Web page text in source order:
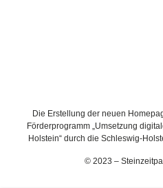
Die Erstellung der neuen
Förderprogramm „Umsetzung
Holstein“ durch die Schleswig-
© 2023 –